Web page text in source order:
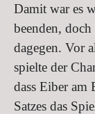
Damit war es
beenden,
dagegen. Vor
spielte der
dass Eiber am
Satzes das